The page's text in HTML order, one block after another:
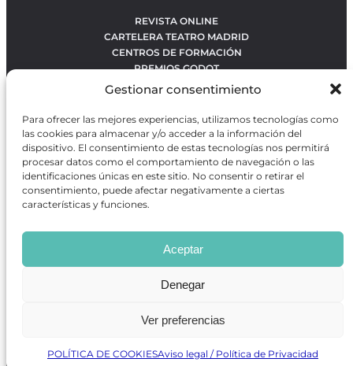
Gestionar consentimiento
Para ofrecer las mejores experiencias, utilizamos tecnologías como
las cookies para almacenar y/o acceder a la información del
dispositivo. El consentimiento de estas tecnologías nos permitirá
procesar datos como el comportamiento de navegación o las
identificaciones únicas en este sitio. No consentir o retirar el
consentimiento, puede afectar negativamente a ciertas
características y funciones.
Aceptar
Denegar
Ver preferencias
POLÍTICA DE COOKIESAviso legal / Política de Privacidad
REVISTA ONLINE
CARTELERA TEATRO MADRID
CENTROS DE FORMACIÓN
PREMIOS GODOT
CONTACTO
OBRAS MÁS VOTADAS
RANKING MEJORES OBRAS
BÚSQUEDA AVANZADA DE OBRAS
Revista GODOTes una revista independiente especializada
en información sobre artes escénicas de Madrid, gratuita y
que se distribuye en espacios escénicos, además de otros
puntos de interés turístico y de ocio de la capital.
Desarrollado por Precise Future